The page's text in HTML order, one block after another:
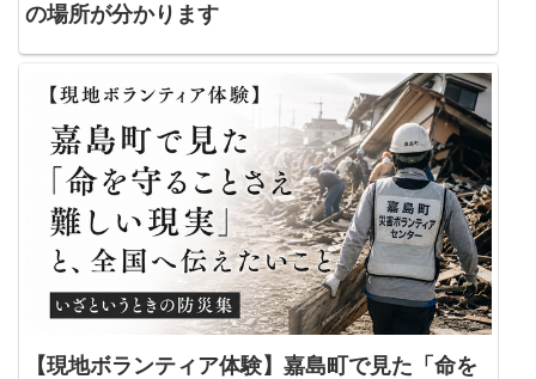
の場所が分かります
【現地ボランティア体験】嘉島町で見た「命を